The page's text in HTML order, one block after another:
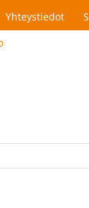
Yhteystiedot